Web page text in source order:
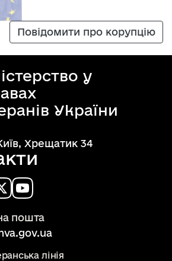
Повідомити про корупцію
у
України
Хрещатик 34
пошта
лінія